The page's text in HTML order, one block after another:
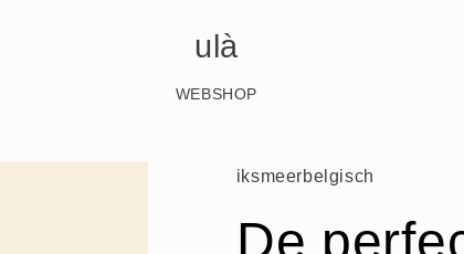
ulà
WEBSHOP
iksmeerbelgisch
De